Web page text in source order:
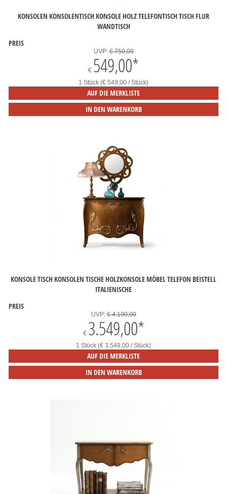
KONSOLEN KONSOLENTISCH KONSOLE HOLZ TELEFONTISCH TISCH FLUR
WANDTISCH
PREIS
UVP:€ 750,00
€ 549,00*
1 Stück (€ 549,00 / Stück)
AUF DIE MERKLISTE
IN DEN WARENKORB
KONSOLE TISCH KONSOLEN TISCHE HOLZKONSOLE MÖBEL TELEFON BEISTELL
ITALIENISCHE
PREIS
UVP:€ 4.190,00
€ 3.549,00*
1 Stück (€ 3.549,00 / Stück)
AUF DIE MERKLISTE
IN DEN WARENKORB